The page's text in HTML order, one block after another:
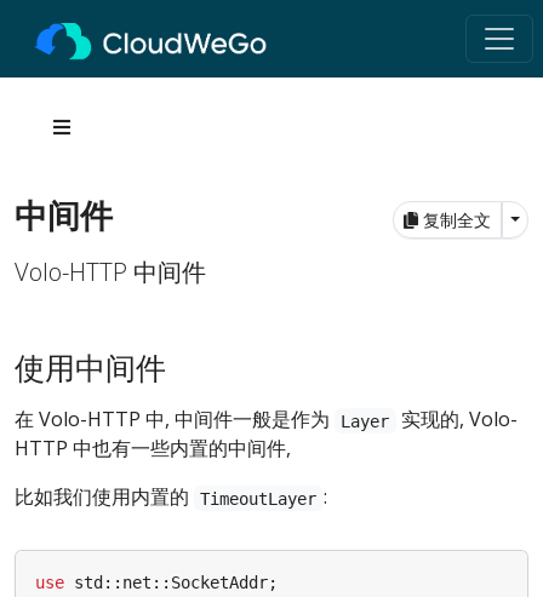
复制全文
中间件
Volo-HTTP 中间件
使用中间件
在 Volo-HTTP 中, 中间件一般是作为 Layer
实现的, Volo-
HTTP 中也有一些内置的中间件,
比如我们使用内置的
TimeoutLayer :
use std :: net :: SocketAddr;